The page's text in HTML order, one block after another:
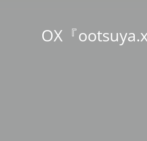
OX『